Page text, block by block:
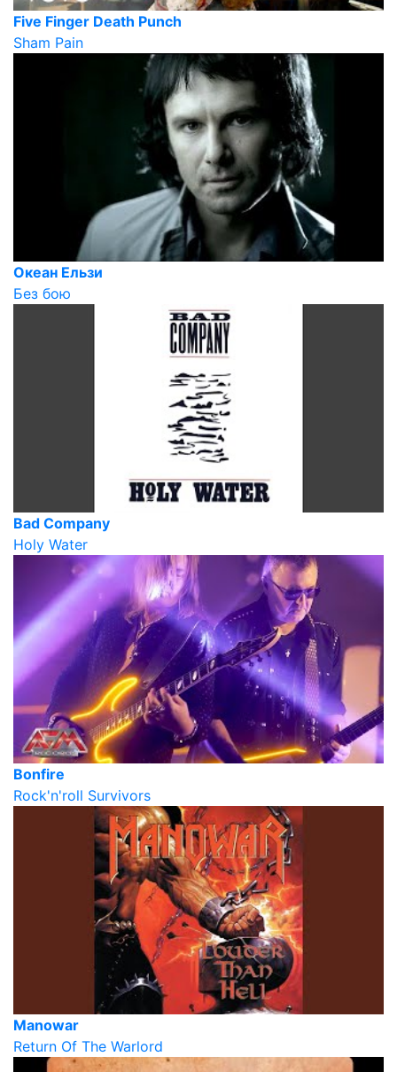
Five Finger Death Punch
Sham Pain
Океан Ельзи
Без бою
Bad Company
Holy Water
Bonfire
Rock'n'roll Survivors
Manowar
Return Of The Warlord